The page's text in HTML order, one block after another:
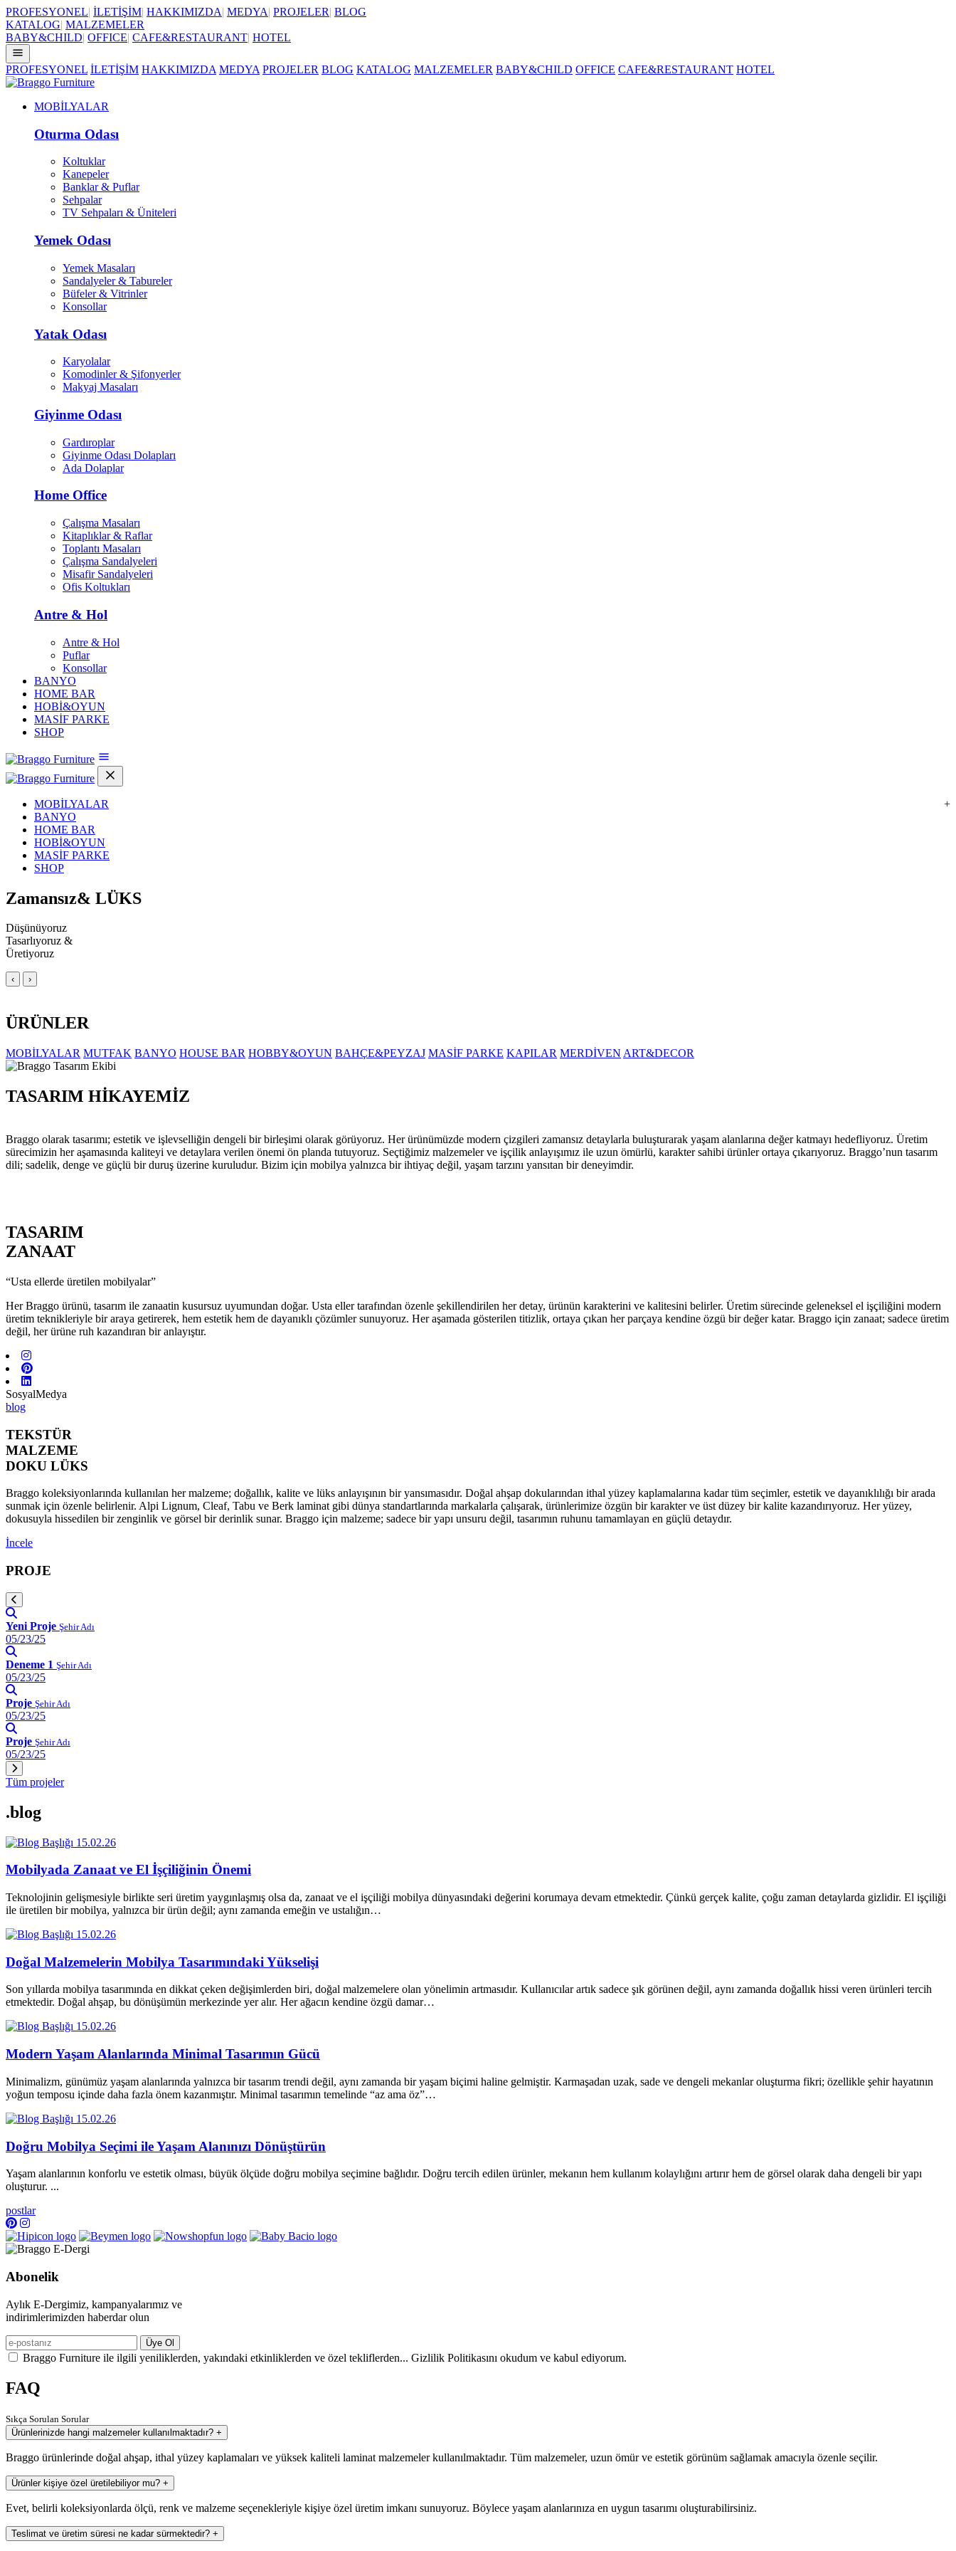
PROFESYONEL| İLETİŞİM| HAKKIMIZDA| MEDYA| PROJELER| BLOG
KATALOG| MALZEMELER
BABY&CHILD| OFFICE| CAFE&RESTAURANT| HOTEL
PROFESYONEL İLETİŞİM HAKKIMIZDA MEDYA PROJELER BLOG KATALOG MALZEMELER BABY&CHILD OFFICE CAFE&RESTAURANT HOTEL
MOBİLYALAR
Oturma Odası
Koltuklar
Kanepeler
Banklar & Puflar
Sehpalar
TV Sehpaları & Üniteleri
Yemek Odası
Yemek Masaları
Sandalyeler & Tabureler
Büfeler & Vitrinler
Konsollar
Yatak Odası
Karyolalar
Komodinler & Şifonyerler
Makyaj Masaları
Giyinme Odası
Gardıroplar
Giyinme Odası Dolapları
Ada Dolaplar
Home Office
Çalışma Masaları
Kitaplıklar & Raflar
Toplantı Masaları
Çalışma Sandalyeleri
Misafir Sandalyeleri
Ofis Koltukları
Antre & Hol
Antre & Hol
Puflar
Konsollar
BANYO
HOME BAR
HOBİ&OYUN
MASİF PARKE
SHOP
MOBİLYALAR
+
BANYO
HOME BAR
HOBİ&OYUN
MASİF PARKE
SHOP
Zamansız& LÜKS
Düşünüyoruz
Tasarlıyoruz &
Üretiyoruz
‹ ›
ÜRÜNLER
MOBİLYALAR MUTFAK BANYO HOUSE BAR HOBBY&OYUN BAHÇE&PEYZAJ MASİF PARKE KAPILAR MERDİVEN ART&DECOR
TASARIM HİKAYEMİZ
Braggo olarak tasarımı; estetik ve işlevselliğin dengeli bir birleşimi olarak görüyoruz. Her ürünümüzde modern çizgileri zamansız detaylarla buluşturarak yaşam alanlarına değer katmayı hedefliyoruz. Üretim
sürecimizin her aşamasında kaliteyi ve detaylara verilen önemi ön planda tutuyoruz. Seçtiğimiz malzemeler ve işçilik anlayışımız ile uzun ömürlü, karakter sahibi ürünler ortaya çıkarıyoruz. Braggo’nun tasarım
dili; sadelik, denge ve güçlü bir duruş üzerine kuruludur. Bizim için mobilya yalnızca bir ihtiyaç değil, yaşam tarzını yansıtan bir deneyimdir.
TASARIM
ZANAAT
“Usta ellerde üretilen mobilyalar”
Her Braggo ürünü, tasarım ile zanaatin kusursuz uyumundan doğar. Usta eller tarafından özenle şekillendirilen her detay, ürünün karakterini ve kalitesini belirler. Üretim sürecinde geleneksel el işçiliğini modern
üretim teknikleriyle bir araya getirerek, hem estetik hem de dayanıklı çözümler sunuyoruz. Her aşamada gösterilen titizlik, ortaya çıkan her parçaya kendine özgü bir değer katar. Braggo için zanaat; sadece üretim
değil, her ürüne ruh kazandıran bir anlayıştır.
SosyalMedya
blog
TEKSTÜR
MALZEME
DOKU LÜKS
Braggo koleksiyonlarında kullanılan her malzeme; doğallık, kalite ve lüks anlayışının bir yansımasıdır. Doğal ahşap dokularından ithal yüzey kaplamalarına kadar tüm seçimler, estetik ve dayanıklılığı bir arada
sunmak için özenle belirlenir. Alpi Lignum, Cleaf, Tabu ve Berk laminat gibi dünya standartlarında markalarla çalışarak, ürünlerimize özgün bir karakter ve üst düzey bir kalite kazandırıyoruz. Her yüzey,
dokusuyla hissedilen bir zenginlik ve görsel bir derinlik sunar. Braggo için malzeme; sadece bir yapı unsuru değil, tasarımın ruhunu tamamlayan en güçlü detaydır.
İncele
PROJE
Yeni Proje Şehir Adı
05/23/25
Deneme 1 Şehir Adı
05/23/25
Proje Şehir Adı
05/23/25
Proje Şehir Adı
05/23/25
Tüm projeler
.blog
15.02.26
Mobilyada Zanaat ve El İşçiliğinin Önemi
Teknolojinin gelişmesiyle birlikte seri üretim yaygınlaşmış olsa da, zanaat ve el işçiliği mobilya dünyasındaki değerini korumaya devam etmektedir. Çünkü gerçek kalite, çoğu zaman detaylarda gizlidir. El işçiliği
ile üretilen bir mobilya, yalnızca bir ürün değil; aynı zamanda emeğin ve ustalığın…
15.02.26
Doğal Malzemelerin Mobilya Tasarımındaki Yükselişi
Son yıllarda mobilya tasarımında en dikkat çeken değişimlerden biri, doğal malzemelere olan yönelimin artmasıdır. Kullanıcılar artık sadece şık görünen değil, aynı zamanda doğallık hissi veren ürünleri tercih
etmektedir. Doğal ahşap, bu dönüşümün merkezinde yer alır. Her ağacın kendine özgü damar…
15.02.26
Modern Yaşam Alanlarında Minimal Tasarımın Gücü
Minimalizm, günümüz yaşam alanlarında yalnızca bir tasarım trendi değil, aynı zamanda bir yaşam biçimi haline gelmiştir. Karmaşadan uzak, sade ve dengeli mekanlar oluşturma fikri; özellikle şehir hayatının
yoğun temposu içinde daha fazla önem kazanmıştır. Minimal tasarımın temelinde “az ama öz”…
15.02.26
Doğru Mobilya Seçimi ile Yaşam Alanınızı Dönüştürün
Yaşam alanlarının konforlu ve estetik olması, büyük ölçüde doğru mobilya seçimine bağlıdır. Doğru tercih edilen ürünler, mekanın hem kullanım kolaylığını artırır hem de görsel olarak daha dengeli bir yapı
oluşturur. ...
postlar
Abonelik
Aylık E-Dergimiz, kampanyalarımız ve
indirimlerimizden haberdar olun
Üye Ol
Braggo Furniture ile ilgili yeniliklerden, yakındaki etkinliklerden ve özel tekliflerden... Gizlilik Politikasını okudum ve kabul ediyorum.
FAQ
Sıkça Sorulan Sorular
Ürünlerinizde hangi malzemeler kullanılmaktadır? +
Braggo ürünlerinde doğal ahşap, ithal yüzey kaplamaları ve yüksek kaliteli laminat malzemeler kullanılmaktadır. Tüm malzemeler, uzun ömür ve estetik görünüm sağlamak amacıyla özenle seçilir.
Ürünler kişiye özel üretilebiliyor mu? +
Evet, belirli koleksiyonlarda ölçü, renk ve malzeme seçenekleriyle kişiye özel üretim imkanı sunuyoruz. Böylece yaşam alanlarınıza en uygun tasarımı oluşturabilirsiniz.
Teslimat ve üretim süresi ne kadar sürmektedir? +